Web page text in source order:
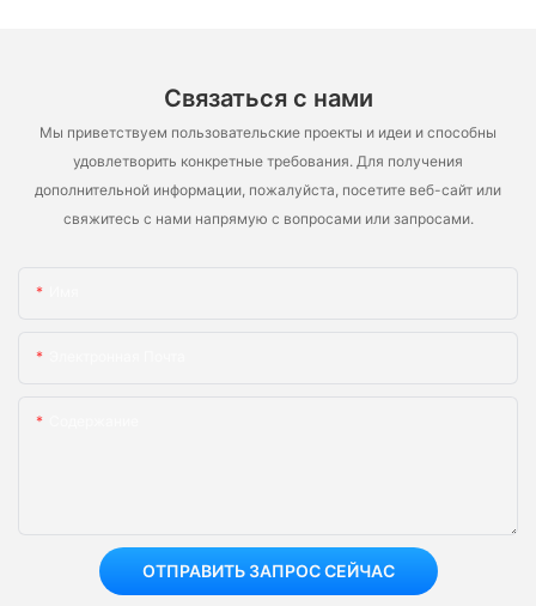
Связаться с нами
Мы приветствуем пользовательские проекты и идеи и способны
удовлетворить конкретные требования. Для получения
дополнительной информации, пожалуйста, посетите веб-сайт или
свяжитесь с нами напрямую с вопросами или запросами.
ОТПРАВИТЬ ЗАПРОС СЕЙЧАС